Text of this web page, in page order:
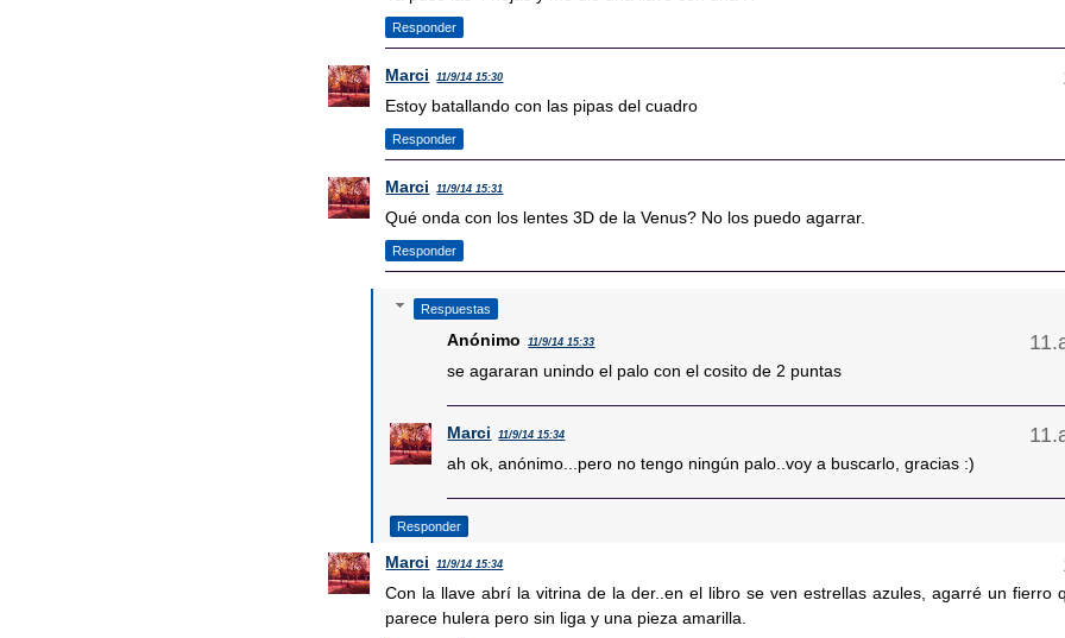
Responder
Marci 11/9/14 15:30
Estoy batallando con las pipas del cuadro
Responder
Marci 11/9/14 15:31
Qué onda con los lentes 3D de la Venus? No los puedo agarrar.
Responder
Respuestas
Anónimo 11/9/14 15:33
se agararan unindo el palo con el cosito de 2 puntas
Marci 11/9/14 15:34
ah ok, anónimo...pero no tengo ningún palo..voy a buscarlo, gracias :)
Responder
Marci 11/9/14 15:34
Con la llave abrí la vitrina de la der..en el libro se ven estrellas azules, agarré un fierro
parece hulera pero sin liga y una pieza amarilla.